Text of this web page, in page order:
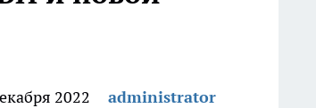
2022
administrator